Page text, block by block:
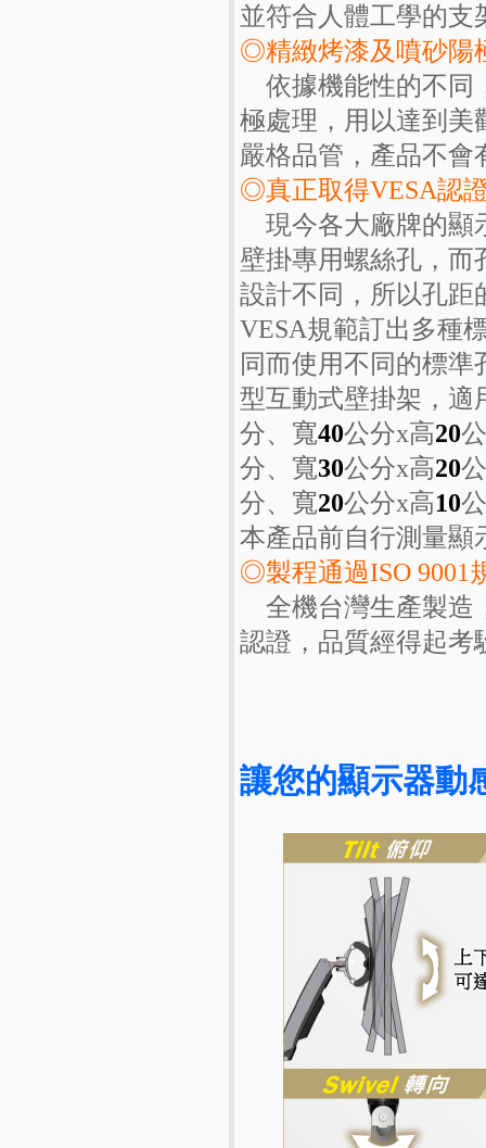
並符合人體工學的支
◎精緻烤漆及噴砂陽
依據機能性的不同
極處理，用以達到美
嚴格品管，產品不
◎真正取得VESA認
現今各大廠牌的顯
壁掛專用螺絲孔，而
設計不同，所以孔距
VESA規範訂出多種
同而使用不同的標
型互動式壁掛架，適
分、寬40公分x高20
分、寬30公分x高20
分、寬20公分x高10
本產品前自行測量顯
◎製程通過ISO 9001
全機台灣生產製造
認證，品質經得起考
讓您的顯示器動